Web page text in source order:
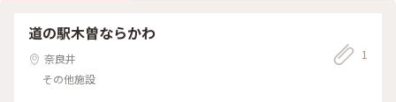
道の駅木曽ならかわ
奈良井
その他施設
1